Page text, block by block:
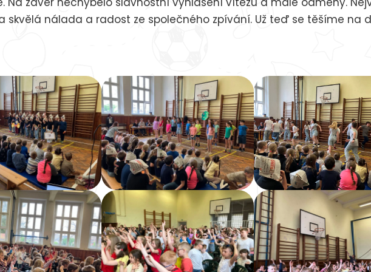
skvělá nálada a radost ze společného zpívání. Už teď se těšíme na